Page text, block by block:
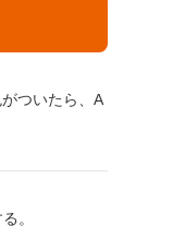
ついたら、A
。